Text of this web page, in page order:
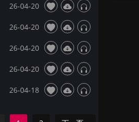
26-04-20
26-04-20
26-04-20
26-04-20
26-04-18